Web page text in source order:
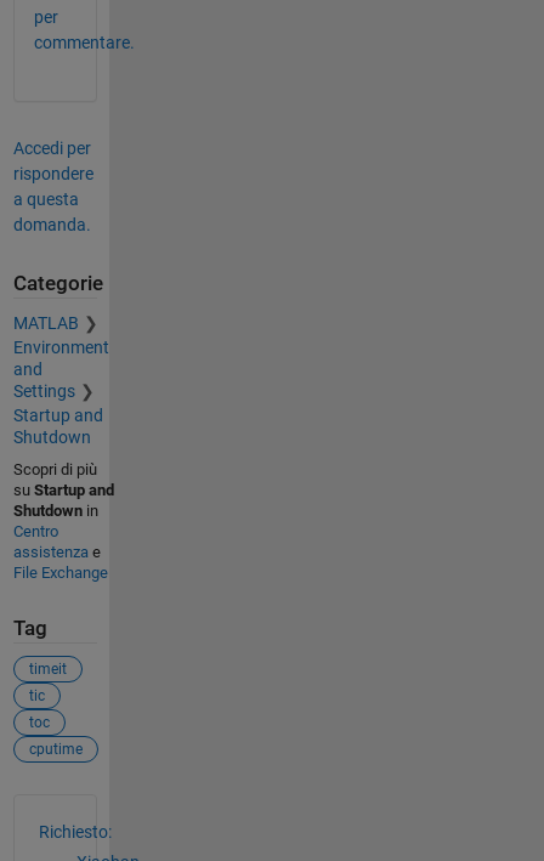
per
commentare.
Accedi per
rispondere
a questa
domanda.
Categorie
MATLAB
Environment
and
Settings
Startup and
Shutdown
Scopri di più
su Startup and
Shutdownin
Centro
assistenza e
File Exchange
Tag
timeit
tic
toc
cputime
Richiesto: